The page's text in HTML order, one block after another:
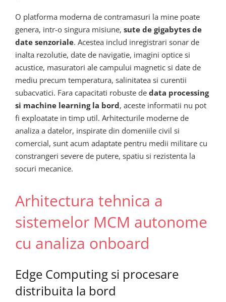
O platforma moderna de contramasuri la mine poate
genera, intr-o singura misiune, sute de gigabytes de
date senzoriale. Acestea includ inregistrari sonar de
inalta rezolutie, date de navigatie, imagini optice si
acustice, masuratori ale campului magnetic si date de
mediu precum temperatura, salinitatea si curentii
subacvatici. Fara capacitati robuste de data processing
si machine learning la bord, aceste informatii nu pot
fi exploatate in timp util. Arhitecturile moderne de
analiza a datelor, inspirate din domeniile civil si
comercial, sunt acum adaptate pentru medii militare cu
constrangeri severe de putere, spatiu si rezistenta la
socuri mecanice.
Arhitectura tehnica a
sistemelor MCM autonome
cu analiza onboard
Edge Computing si procesare
distribuita la bord